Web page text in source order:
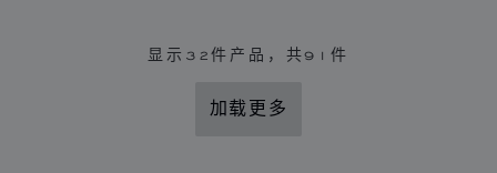
显示 32件产品，共91件
加载更多